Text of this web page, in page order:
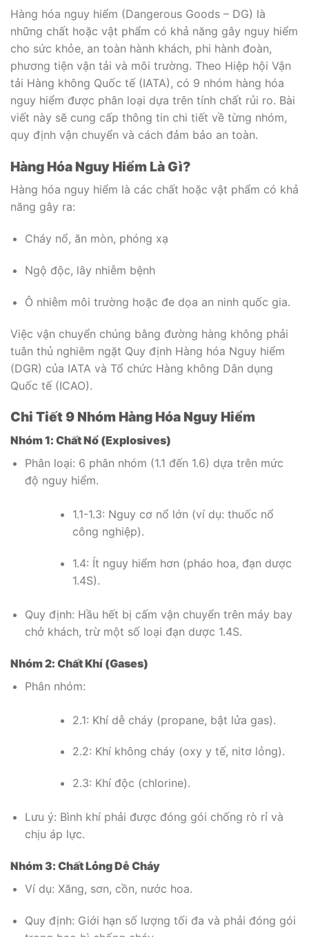
Hàng hóa nguy hiểm (Dangerous Goods – DG) là
những chất hoặc vật phẩm có khả năng gây nguy hiểm
cho sức khỏe, an toàn hành khách, phi hành đoàn,
phương tiện vận tải và môi trường. Theo Hiệp hội Vận
tải Hàng không Quốc tế (IATA), có 9 nhóm hàng hóa
nguy hiểm được phân loại dựa trên tính chất rủi ro. Bài
viết này sẽ cung cấp thông tin chi tiết về từng nhóm,
quy định vận chuyển và cách đảm bảo an toàn.
Hàng Hóa Nguy Hiểm Là Gì?
Hàng hóa nguy hiểm là các chất hoặc vật phẩm có khả
năng gây ra:
Cháy nổ, ăn mòn, phóng xạ
Ngộ độc, lây nhiễm bệnh
Ô nhiễm môi trường hoặc đe dọa an ninh quốc gia.
Việc vận chuyển chúng bằng đường hàng không phải
tuân thủ nghiêm ngặt Quy định Hàng hóa Nguy hiểm
(DGR) của IATA và Tổ chức Hàng không Dân dụng
Quốc tế (ICAO).
Chi Tiết 9 Nhóm Hàng Hóa Nguy Hiểm
Nhóm 1: Chất Nổ (Explosives)
Phân loại: 6 phân nhóm (1.1 đến 1.6) dựa trên mức
độ nguy hiểm.
1.1-1.3: Nguy cơ nổ lớn (ví dụ: thuốc nổ
công nghiệp).
1.4: Ít nguy hiểm hơn (pháo hoa, đạn dược
1.4S).
Quy định: Hầu hết bị cấm vận chuyển trên máy bay
chở khách, trừ một số loại đạn dược 1.4S.
Nhóm 2: Chất Khí (Gases)
Phân nhóm:
2.1: Khí dễ cháy (propane, bật lửa gas).
2.2: Khí không cháy (oxy y tế, nitơ lỏng).
2.3: Khí độc (chlorine).
Lưu ý: Bình khí phải được đóng gói chống rò rỉ và
chịu áp lực.
Nhóm 3: Chất Lỏng Dễ Cháy
Ví dụ: Xăng, sơn, cồn, nước hoa.
Quy định: Giới hạn số lượng tối đa và phải đóng gói